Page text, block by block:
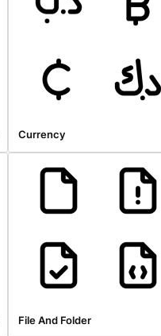
Currency
File And Folder